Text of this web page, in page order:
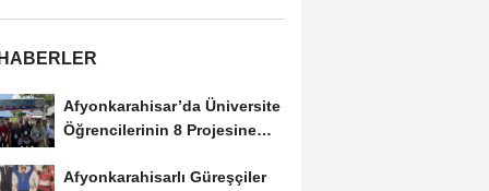
Afyonkarahisar’da Üniversite
Öğrencilerinin 8 Projesine
Afyonkarahisarlı Güreşçiler